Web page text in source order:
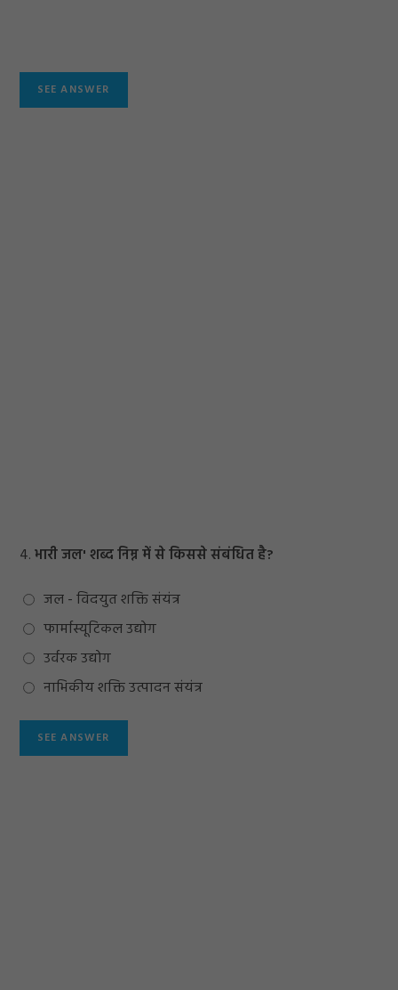
4.भारी जल' शब्द निम्न में से किससे संबंधित है?
जल - विदयुत शक्ति संयंत्र
फार्मास्यूटिकल उद्योग
उर्वरक उद्योग
नाभिकीय शक्ति उत्पादन संयंत्र